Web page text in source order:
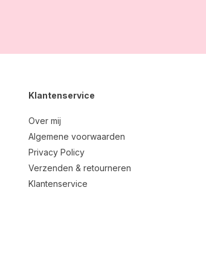
Klantenservice
Over mij
Algemene voorwaarden
Privacy Policy
Verzenden & retourneren
Klantenservice